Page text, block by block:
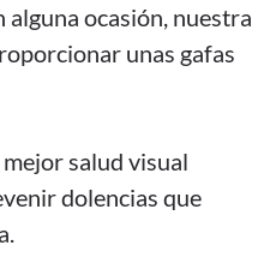
alguna ocasión, nuestra
unas gafas
salud visual
dolencias que